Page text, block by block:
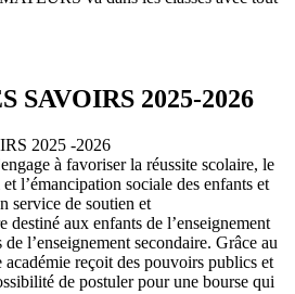
SAVOIRS 2025-2026
2025 -2026
à favoriser la réussite scolaire, le
l’émancipation sociale des enfants et
service de soutien et
destiné aux enfants de l’enseignement
l’enseignement secondaire. Grâce au
reçoit des pouvoirs publics et
de postuler pour une bourse qui